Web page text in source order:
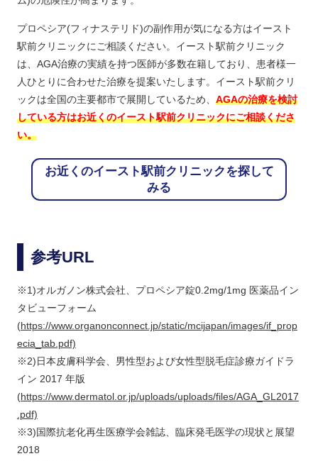
プロペシア(フィナステリド)の副作用が気になる方はイースト
駅前クリニックにご相談ください。イースト駅前クリニック
は、AGA治療の実績を持つ医師が多数在籍しており、患者様一
人ひとりに合わせた治療を提案いたします。イースト駅前クリ
ックは全国の主要都市で展開しているため、 AGAの治療を検討
している方はお近くのイースト駅前クリニックにご相談くださ
い。
お近くのイースト駅前クリニックを探して
みる
参考URL
※1)オルガノン株式会社、プロペシア錠0.2mg/1mg 医薬品イン
タビューフォーム
(https://www.organonconnect.jp/static/mcijapan/images/if_prop
ecia_tab.pdf)
※2)日本皮膚科学会、男性型および女性型脱毛症診療ガイドラ
イン 2017 年版
(https://www.dermatol.or.jp/uploads/uploads/files/AGA_GL2017
.pdf)
※3)国際抗老化再生医療学会雑誌、臨床発毛医学の現状と展望
2018